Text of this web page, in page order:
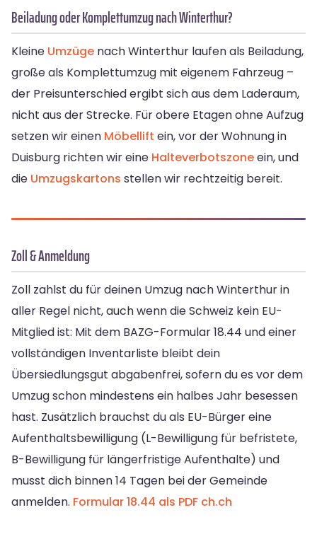
Beiladung oder Komplettumzug nach Winterthur?
Kleine Umzüge nach Winterthur laufen als Beiladung,
große als Komplettumzug mit eigenem Fahrzeug –
der Preisunterschied ergibt sich aus dem Laderaum,
nicht aus der Strecke. Für obere Etagen ohne Aufzug
setzen wir einen Möbellift ein, vor der Wohnung in
Duisburg richten wir eine Halteverbotszoneein, und
die Umzugskartons stellen wir rechtzeitig bereit.
Zoll & Anmeldung
Zoll zahlst du für deinen Umzug nach Winterthur in
aller Regel nicht, auch wenn die Schweiz kein EU-
Mitglied ist: Mit dem BAZG-Formular 18.44 und einer
vollständigen Inventarliste bleibt dein
Übersiedlungsgut abgabenfrei, sofern du es vor dem
Umzug schon mindestens ein halbes Jahr besessen
hast. Zusätzlich brauchst du als EU-Bürger eine
Aufenthaltsbewilligung (L-Bewilligung für befristete,
B-Bewilligung für längerfristige Aufenthalte) und
musst dich binnen 14 Tagen bei der Gemeinde
anmelden. Formular 18.44 als PDF ch.ch